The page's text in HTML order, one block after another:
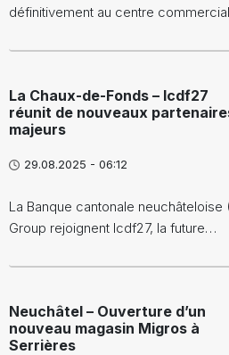
définitivement au centre
La Chaux-de-Fonds – lcdf27
réunit de nouveaux
majeurs
29.08.2025 - 06:12
La Banque cantonale
Group rejoignent lcdf27, la future…
Neuchâtel – Ouverture d’un
nouveau magasin Migros à
Serrières